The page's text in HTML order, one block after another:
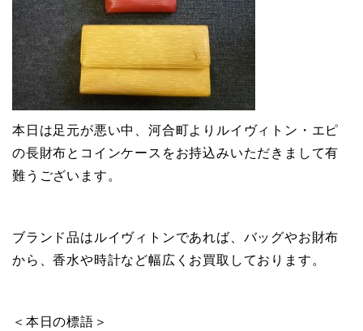
本日は足元が悪い中、河合町よりルイヴィトン・エピ
の長財布とコインケースをお持込みいただきまして有
難うございます。
ブランド品はルイヴィトンであれば、バッグやお財布
から、香水や時計など幅広くお買取しております。
＜本日の標語＞